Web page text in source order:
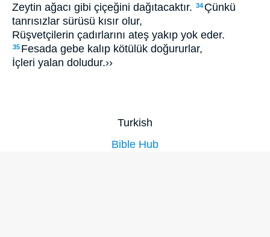
Zeytin ağacı gibi çiçeğini dağıtacaktır. 34 Çünkü
tanrısızlar sürüsü kısır olur,
Rüşvetçilerin çadırlarını ateş yakıp yok eder.
35 Fesada gebe kalıp kötülük doğururlar,
İçleri yalan doludur.››
Turkish
Bible Hub